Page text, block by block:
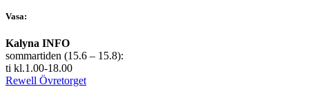
Vasa:
Kalyna INFO
sommartiden (15.6 – 15.8):
ti kl.1.00-18.00
Rewell Övretorget